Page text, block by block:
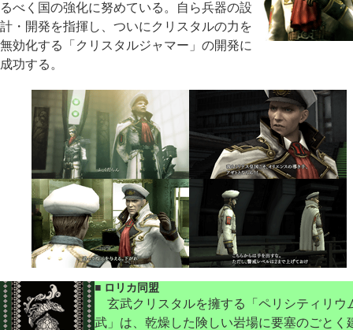
るべく国の強化に努めている。自ら兵器の設
計・開発を指揮し、ついにクリスタルの力を
無効化する「クリスタルジャマー」の開発に
成功する。
■ ロリカ同盟
玄武クリスタルを擁する「ペリシティリウ
武」は、乾燥した険しい岩場に要塞のごとく